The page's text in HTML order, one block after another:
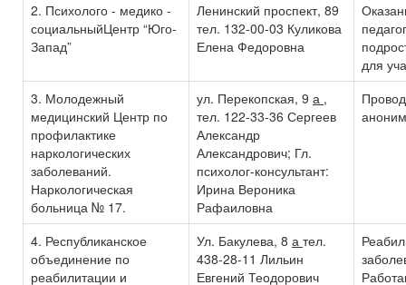
2. Психолого - медико -
социальныйЦентр “Юго-
Запад”
Ленинский проспект, 89
тел. 132-00-03 Куликова
Елена Федоровна
для
3. Молодежный
медицинский Центр по
профилактике
наркологических
заболеваний.
Наркологическая
больница № 17.
ул. Перекопская, 9 а ,
тел. 122-33-36 Сергеев
Александр
Александрович; Гл.
психолог-консультант:
Ирина Вероника
Рафаиловна
4. Республиканское
объединение по
реабилитации и
Ул. Бакулева, 8 а тел.
438-28-11 Лильин
Евгений Теодорович